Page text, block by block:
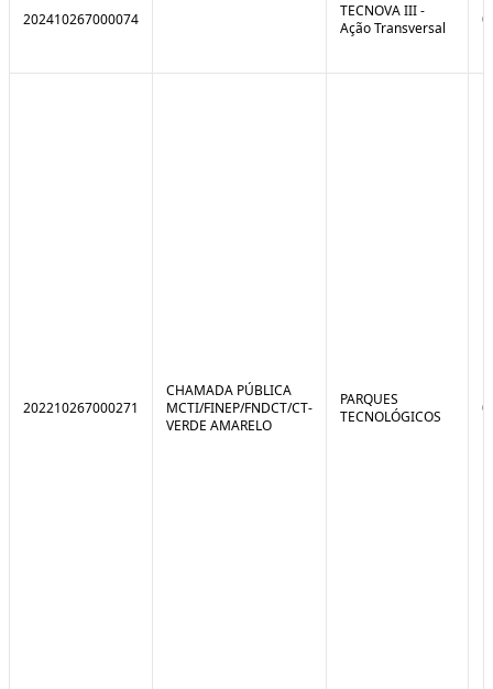
202410267000074
TECNOVA III -
Ação Transversal
202210267000271
CHAMADA PÚBLICA
MCTI/FINEP/FNDCT/CT-
VERDE AMARELO
PARQUES
TECNOLÓGICOS